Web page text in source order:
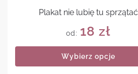
Plakat nie lubię tu sprzątać
od: 18 zł
Wybierz opcje